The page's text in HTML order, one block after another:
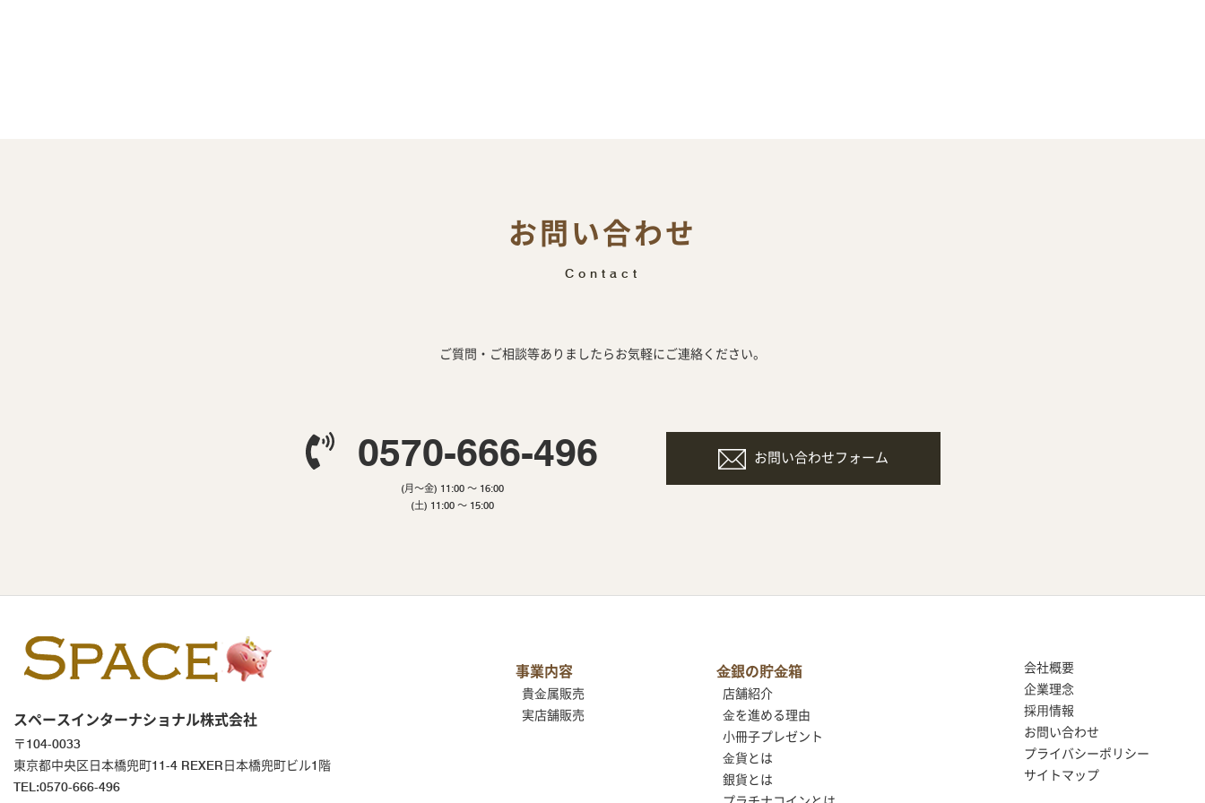
お問い合わせ
Contact
ご質問・ご相談等ありましたらお気軽にご連絡ください。
0570-666-496
(月～金) 11:00 ～ 16:00
(土) 11:00 ～ 15:00
お問い合わせフォーム
スペースインターナショナル株式会社
〒104-0033
東京都中央区日本橋兜町11-4 REXER日本橋兜町ビル1階
TEL:0570-666-496
事業内容
貴⾦属販売
実店舗販売
⾦銀の貯⾦箱
店舗紹介
⾦を進める理由
小冊子プレゼント
⾦貨とは
銀貨とは
会社概要
企業理念
採⽤情報
お問い合わせ
プライバシーポリシー
サイトマップ